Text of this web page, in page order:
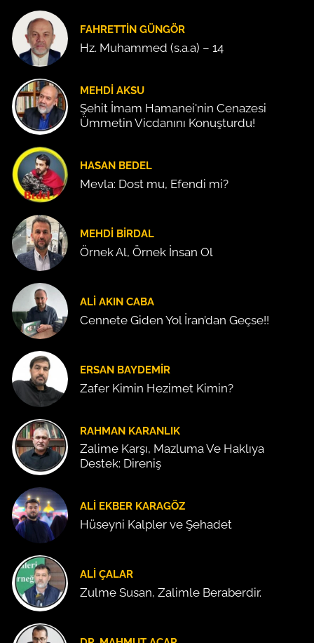
FAHRETTIN GÜNGÖR
Hz. Muhammed (s.a.a) – 14
MEHDI AKSU
Şehit İmam Hamanei'nin Cenazesi
Ümmetin Vicdanını Konuşturdu!
HASAN BEDEL
Mevla: Dost mu, Efendi mi?
MEHDI BIRDAL
Örnek Al, Örnek İnsan Ol
ALI AKIN CABA
Cennete Giden Yol İran’dan Geçse!!
ERSAN BAYDEMIR
Zafer Kimin Hezimet Kimin?
RAHMAN KARANLIK
Zalime Karşı, Mazluma Ve Haklıya
Destek: Direniş
ALI EKBER KARAGÖZ
Hüseyni Kalpler ve Şehadet
ALI ÇALAR
Zulme Susan, Zalimle Beraberdir.